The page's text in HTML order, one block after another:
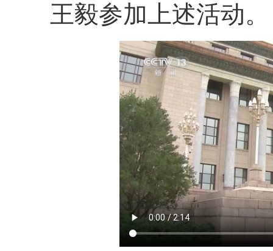
王毅参加上述活动。